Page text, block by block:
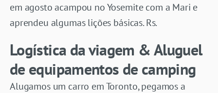
em agosto acampou no Yosemite com a Mari e
aprendeu algumas lições básicas. Rs.
Logística da viagem & Aluguel
de equipamentos de camping
Alugamos um carro em Toronto, pegamos a